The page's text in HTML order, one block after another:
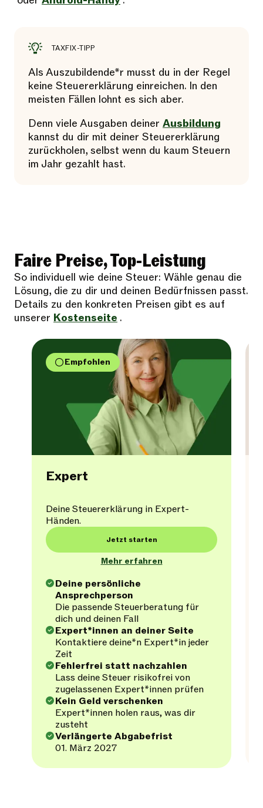
TAXFIX-TIPP
Als Auszubildende*r musst du in der Regel
keine Steuererklärung einreichen. In den
meisten Fällen lohnt es sich aber.
Denn viele Ausgaben deiner Ausbildung
kannst du dir mit deiner Steuererklärung
zurückholen, selbst wenn du kaum Steuern
im Jahr gezahlt hast.
Faire Preise, Top-Leistung
So individuell wie deine Steuer: Wähle genau die
Lösung, die zu dir und deinen Bedürfnissen passt.
Details zu den konkreten Preisen gibt es auf
unserer Kostenseite .
Empfohlen
Expert
Deine Steuererklärung in Expert-
Händen.
Jetzt starten
Mehr erfahren
Deine persönliche
Ansprechperson
Die passende Steuerberatung für
dich und deinen Fall
Expert*innen an deiner Seite
Kontaktiere deine*n Expert*in jeder
Zeit
Fehlerfrei statt nachzahlen
Lass deine Steuer risikofrei von
zugelassenen Expert*innen prüfen
Kein Geld verschenken
Expert*innen holen raus, was dir
zusteht
Verlängerte Abgabefrist
01. März 2027